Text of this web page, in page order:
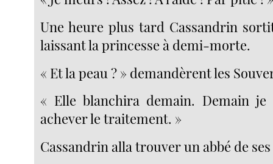
Une heure plus tard Cassandrin
laissant la princesse à demi-morte.
« Et la peau ? » demandèrent les
« Elle blanchira demain. Demain
achever le traitement. »
Cassandrin alla trouver un abbé de